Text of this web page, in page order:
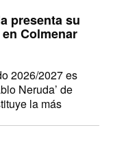
presenta su
Colmenar
2026/2027 es
Neruda’ de
la más